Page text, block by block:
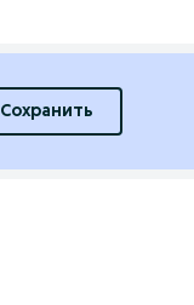
Сохранить